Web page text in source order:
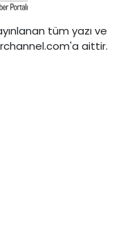
tüm yazı ve
aittir.